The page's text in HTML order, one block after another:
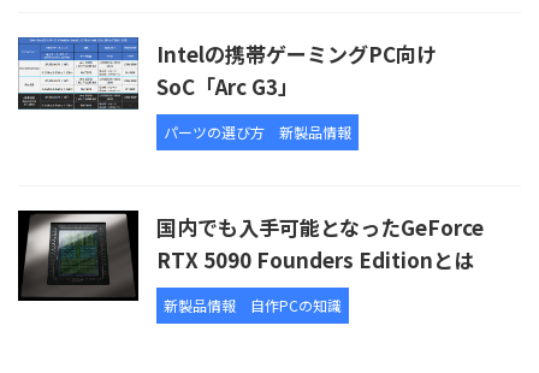
Intelの携帯ゲーミングPC向け
SoC「Arc G3」
パーツの選び方 新製品情報
国内でも入手可能となったGeForce
RTX 5090 Founders Editionとは
新製品情報 自作PCの知識